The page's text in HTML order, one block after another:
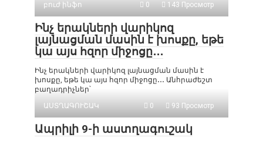
բուժ ինֆո
0 143 Просмотр
Ինչ երակների վարիկոզ
լայնացման մասին է խոսքը, եթե
կա այս հզոր միջոցը․․․
Ինչ երակների վարիկոզ լայնացման մասին է
խոսքը, եթե կա այս հզոր միջոցը․․․ Անհրաժեշտ
բաղադրիչներ՝
ԱՍՏՂԱԳՈՒՇԱԿ
0 93 Просмотр
Ապրիլի 9-ի աստղագուշակ